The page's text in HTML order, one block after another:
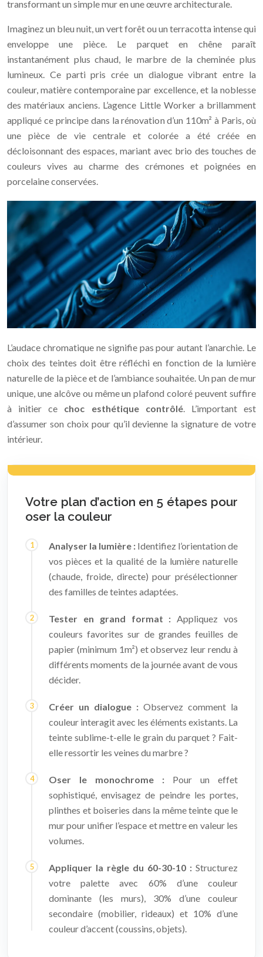
transformant un simple mur en une œuvre architecturale.
Imaginez un bleu nuit, un vert forêt ou un terracotta intense qui
enveloppe une pièce. Le parquet en chêne paraît
instantanément plus chaud, le marbre de la cheminée plus
lumineux. Ce parti pris crée un dialogue vibrant entre la
couleur, matière contemporaine par excellence, et la noblesse
des matériaux anciens. L’agence Little Worker a brillamment
appliqué ce principe dans la rénovation d’un 110m² à Paris, où
une pièce de vie centrale et colorée a été créée en
décloisonnant des espaces, mariant avec brio des touches de
couleurs vives au charme des crémones et poignées en
porcelaine conservées.
L’audace chromatique ne signifie pas pour autant l’anarchie. Le
choix des teintes doit être réfléchi en fonction de la lumière
naturelle de la pièce et de l’ambiance souhaitée. Un pan de mur
unique, une alcôve ou même un plafond coloré peuvent suffire
à initier ce choc esthétique contrôlé. L’important est
d’assumer son choix pour qu’il devienne la signature de votre
intérieur.
Votre plan d’action en 5 étapes pour
oser la couleur
Analyser la lumière : Identifiez l’orientation de
vos pièces et la qualité de la lumière naturelle
(chaude, froide, directe) pour présélectionner
des familles de teintes adaptées.
Tester en grand format : Appliquez vos
couleurs favorites sur de grandes feuilles de
papier (minimum 1m²) et observez leur rendu à
différents moments de la journée avant de vous
décider.
Créer un dialogue : Observez comment la
couleur interagit avec les éléments existants. La
teinte sublime-t-elle le grain du parquet ? Fait-
elle ressortir les veines du marbre ?
Oser le monochrome : Pour un effet
sophistiqué, envisagez de peindre les portes,
plinthes et boiseries dans la même teinte que le
mur pour unifier l’espace et mettre en valeur les
volumes.
Appliquer la règle du 60-30-10 : Structurez
votre palette avec 60% d’une couleur
dominante (les murs), 30% d’une couleur
secondaire (mobilier, rideaux) et 10% d’une
couleur d’accent (coussins, objets).